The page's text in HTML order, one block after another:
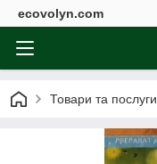
ecovolyn.com
Товари та послуги